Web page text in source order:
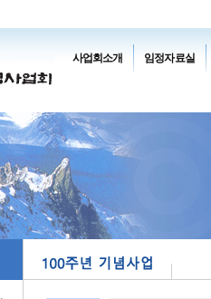
사업회소개 임정자료실